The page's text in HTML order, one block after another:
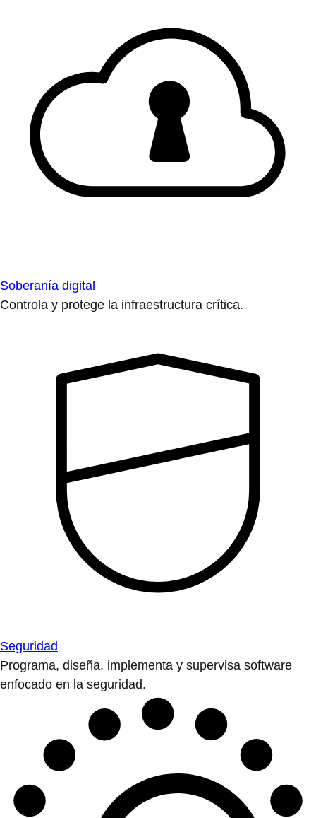
Soberanía digital
Controla y protege la infraestructura crítica.
Seguridad
Programa, diseña, implementa y supervisa software
enfocado en la seguridad.